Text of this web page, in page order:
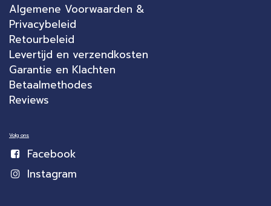
Algemene Voorwaarden &
Privacybeleid
Retourbeleid
Levertijd en verzendkosten
Garantie en Klachten
Betaalmethodes
Reviews
Volg ons
Facebook
Instagram